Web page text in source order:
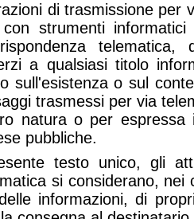
di trasmissione per
strumenti informatici
telematica,
a qualsiasi titolo
sull'esistenza o sul
trasmessi per via
natura o per espressa
pubbliche.
testo unico, gli
si considerano, nei
informazioni, di